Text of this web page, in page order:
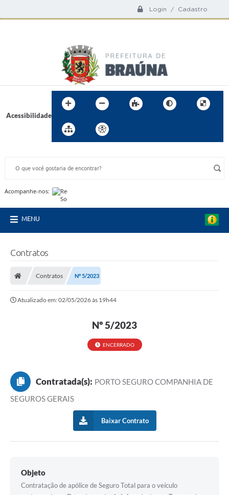
Login / Cadastro
Acessibilidade
Acompanhe-nos:
MENU
Contratos
Contratos Nº 5/2023
Atualizado em: 02/05/2026 às 19h44
Nº 5/2023
ENCERRADO
Contratada(s): PORTO SEGURO COMPANHIA DE
SEGUROS GERAIS
Baixar Contrato
Objeto
Contratação de apólice de Seguro Total para o veículo